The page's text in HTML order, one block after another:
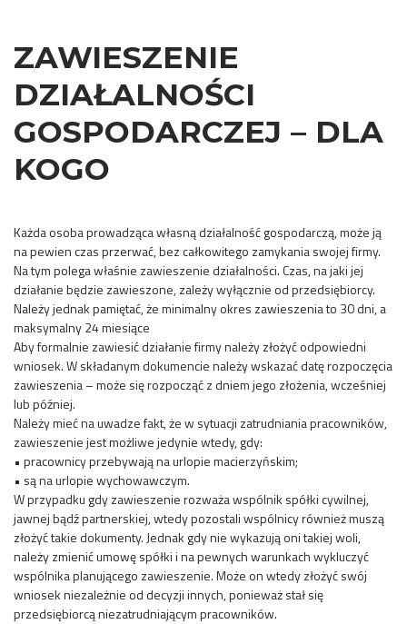
ZAWIESZENIE
DZIAŁALNOŚCI
GOSPODARCZEJ – DLA
KOGO
Każda osoba prowadząca własną działalność gospodarczą, może ją
na pewien czas przerwać, bez całkowitego zamykania swojej firmy.
Na tym polega właśnie zawieszenie działalności. Czas, na jaki jej
działanie będzie zawieszone, zależy wyłącznie od przedsiębiorcy.
Należy jednak pamiętać, że minimalny okres zawieszenia to 30 dni, a
maksymalny 24 miesiące
Aby formalnie zawiesić działanie firmy należy złożyć odpowiedni
wniosek. W składanym dokumencie należy wskazać datę rozpoczęcia
zawieszenia – może się rozpocząć z dniem jego złożenia, wcześniej
lub później.
Należy mieć na uwadze fakt, że w sytuacji zatrudniania pracowników,
zawieszenie jest możliwe jedynie wtedy, gdy:
• pracownicy przebywają na urlopie macierzyńskim;
• są na urlopie wychowawczym.
W przypadku gdy zawieszenie rozważa wspólnik spółki cywilnej,
jawnej bądź partnerskiej, wtedy pozostali wspólnicy również muszą
złożyć takie dokumenty. Jednak gdy nie wykazują oni takiej woli,
należy zmienić umowę spółki i na pewnych warunkach wykluczyć
wspólnika planującego zawieszenie. Może on wtedy złożyć swój
wniosek niezależnie od decyzji innych, ponieważ stał się
przedsiębiorcą niezatrudniającym pracowników.